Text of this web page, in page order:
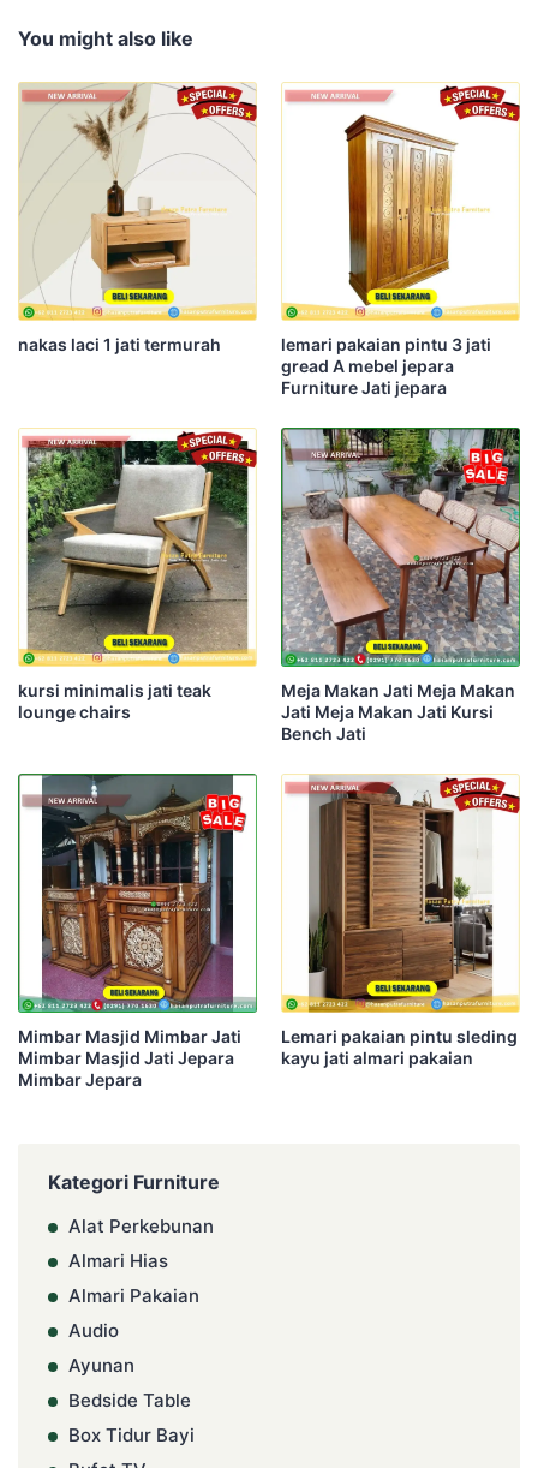
You might also like
nakas laci 1 jati termurah
lemari pakaian pintu 3 jati
gread A mebel jepara
Furniture Jati jepara
kursi minimalis jati teak
lounge chairs
Meja Makan Jati Meja Makan
Jati Meja Makan Jati Kursi
Bench Jati
Mimbar Masjid Mimbar Jati
Mimbar Masjid Jati Jepara
Mimbar Jepara
Lemari pakaian pintu sleding
kayu jati almari pakaian
Kategori Furniture
Alat Perkebunan
Almari Hias
Almari Pakaian
Audio
Ayunan
Bedside Table
Box Tidur Bayi